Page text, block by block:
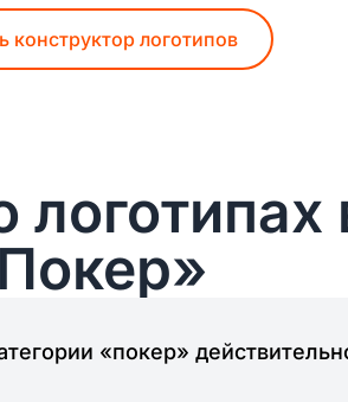
конструктор логотипов
«покер»